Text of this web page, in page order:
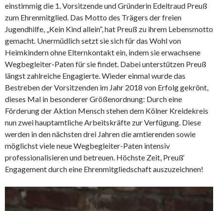
einstimmig die 1. Vorsitzende und Gründerin Edeltraud Preuß
zum Ehrenmitglied. Das Motto des Trägers der freien
Jugendhilfe, „Kein Kind allein“, hat Preuß zu ihrem Lebensmotto
gemacht. Unermüdlich setzt sie sich für das Wohl von
Heimkindern ohne Elternkontakt ein, indem sie erwachsene
Wegbegleiter-Paten für sie findet. Dabei unterstützen Preuß
längst zahlreiche Engagierte. Wieder einmal wurde das
Bestreben der Vorsitzenden im Jahr 2018 von Erfolg gekrönt,
dieses Mal in besonderer Größenordnung: Durch eine
Förderung der Aktion Mensch stehen dem Kölner Kreidekreis
nun zwei hauptamtliche Arbeitskräfte zur Verfügung. Diese
werden in den nächsten drei Jahren die amtierenden sowie
möglichst viele neue Wegbegleiter-Paten intensiv
professionalisieren und betreuen. Höchste Zeit, Preuß‘
Engagement durch eine Ehrenmitgliedschaft auszuzeichnen!